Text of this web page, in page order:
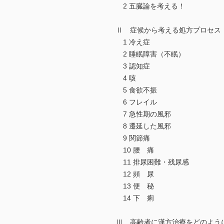
2 五臓論を考える！
Ⅱ 症候から考える処方プロセス
1 冷え症
2 睡眠障害（不眠）
3 認知症
4 咳
5 食欲不振
6 フレイル
7 急性期の風邪
8 遷延した風邪
9 関節痛
10 腰 痛
11 排尿困難・残尿感
12 頻 尿
13 便 秘
14 下 痢
Ⅲ 高齢者に漢方治療をどのよう